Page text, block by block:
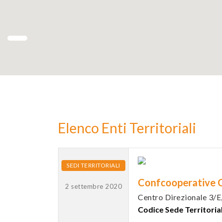
Elenco Enti Territoriali
SEDI TERRITORIALI
2 settembre 2020 Confcooperative
Centro Direzionale 3/
Codice Sede